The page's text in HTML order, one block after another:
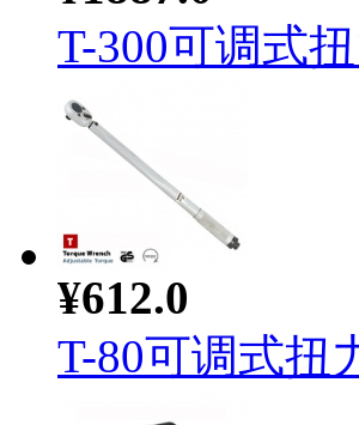
T-300可调式
¥612.0
T-80可调式扭